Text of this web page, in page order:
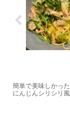
簡単で美味しかっ
にんじんシリシリ風